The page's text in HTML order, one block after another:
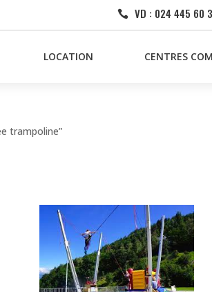
 VD : 024 445 60
LOCATION CENTRES
trampoline”